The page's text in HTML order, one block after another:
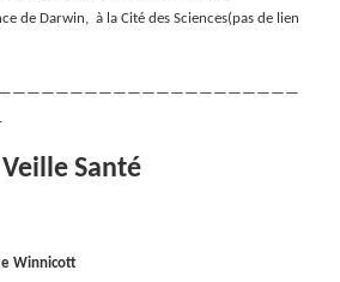
de Darwin, à la Cité des Sciences(pas de lien
Veille Santé
Winnicott